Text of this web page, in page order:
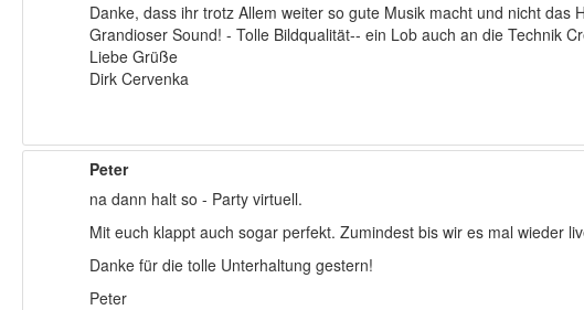
Danke, dass ihr trotz Allem weiter so gute Musik macht und nicht
Grandioser Sound! - Tolle Bildqualität-- ein Lob auch an die Technik
Liebe Grüße
Dirk Cervenka
Peter
na dann halt so - Party virtuell.
Mit euch klappt auch sogar perfekt. Zumindest bis wir es mal wieder
Danke für die tolle Unterhaltung gestern!
Peter